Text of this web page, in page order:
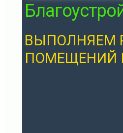
ВЫПОЛНЯЕМ
ПОМЕЩЕНИЙ